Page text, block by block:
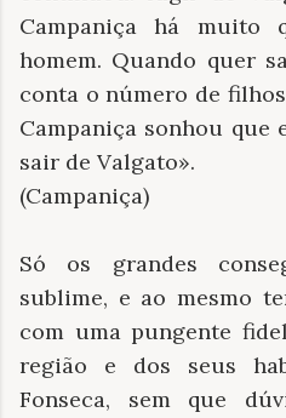
Campaniça há muito
homem. Quando quer
conta o número de
Campaniça sonhou que
sair de Valgato».
(Campaniça)
Só os grandes
sublime, e ao mesmo
com uma pungente
região e dos seus
Fonseca, sem que